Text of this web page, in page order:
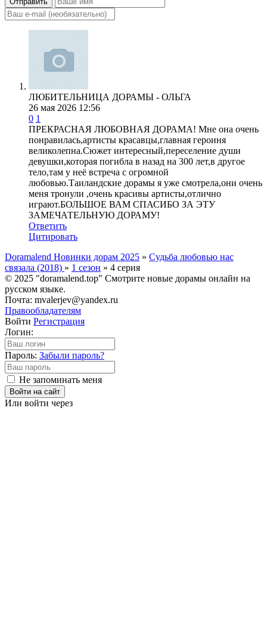
ЛЮБИТЕЛЬНИЦА ДОРАМЫ - ОЛЬГА
26 мая 2026 12:56
0 1
ПРЕКРАСНАЯ ЛЮБОВНАЯ ДОРАМА! Мне она очень
понравилась,артисты красавцы,главная героиня
великолепна.Сюжет интересный,переселение души
девушки,которая погибла в назад на 300 лет,в другое
тело,там у неё встреча с огромной
любовью.Таиландские дорамы я уже смотрела,они очень
меня тронули ,очень красивы артисты,отлично
играют.БОЛЬШОЕ ВАМ СПАСИБО ЗА ЭТУ
ЗАМЕЧАТЕЛЬНУЮ ДОРАМУ!
Ответить
Цитировать
Doramalend Новинки дорам 2025 » Судьба любовью нас
связала (2018) » 1 сезон » 4 серия
© 2025 "doramalend.top" Смотрите новые дорамы онлайн на
русском языке.
Почта: mvalerjev@yandex.ru
Правообладателям
Войти Регистрация
Логин:
Пароль: Забыли пароль?
Не запоминать меня
Войти на сайт
Или войти через